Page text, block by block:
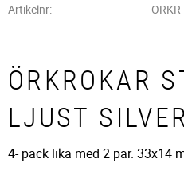
Artikelnr
ÖRKROKAR
LJUST
4- pack lika med 2 par. 33x14